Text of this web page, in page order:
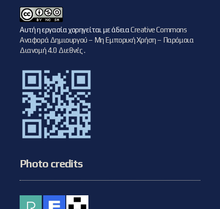
Αυτή η εργασία χορηγείται με άδειαCreative Commons
Αναφορά Δημιουργού – Μη Εμπορική Χρήση – Παρόμοια
Διανομή 4.0 Διεθνές.
Photo credits